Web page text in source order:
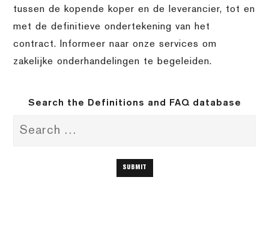
tussen de kopende koper en de leverancier, tot en
met de definitieve ondertekening van het
contract. Informeer naar onze services om
zakelijke onderhandelingen te begeleiden.
Search the Definitions and FAQ database